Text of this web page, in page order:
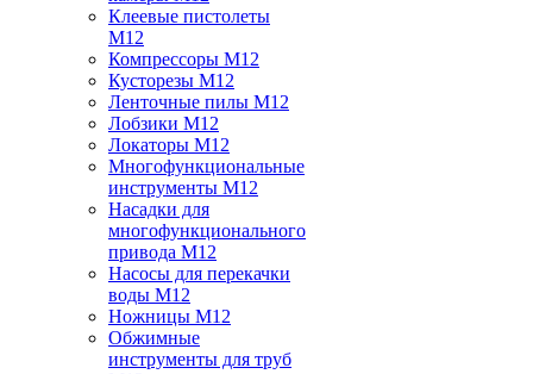
Клеевые пистолеты
M12
Компрессоры M12
Кусторезы M12
Ленточные пилы M12
Лобзики M12
Локаторы M12
Многофункциональные
инструменты M12
Насадки для
многофункционального
привода M12
Насосы для перекачки
воды M12
Ножницы M12
Обжимные
инструменты для труб